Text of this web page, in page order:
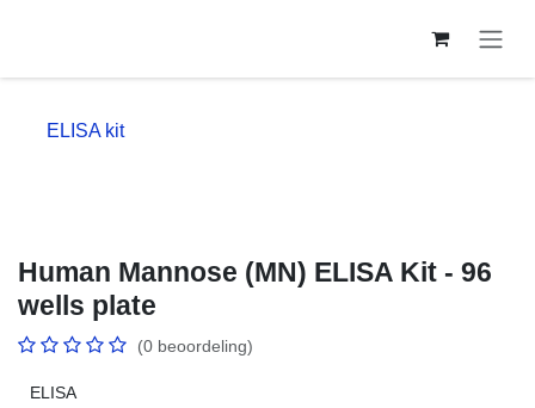
ELISA kit
Human Mannose (MN) ELISA Kit - 96
wells plate
(0 beoordeling)
ELISA